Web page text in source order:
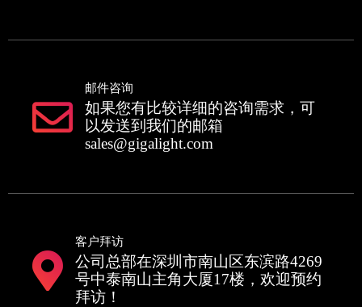
邮件咨询
如果您有比较详细的咨询需求，可
以发送到我们的邮箱
sales@gigalight.com
客户拜访
公司总部在深圳市南山区东滨路4269
号中泰南山主角大厦17楼，欢迎预约
拜访！